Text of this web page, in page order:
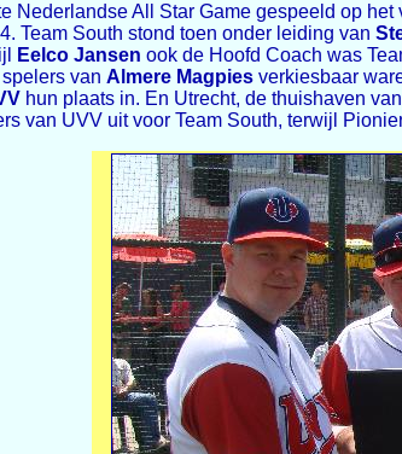
Nederlandse All Star Game gespeeld op het
Team South stond toen onder leiding van
Eelco Jansen ook de Hoofd Coach was
van Almere Magpies verkiesbaar
hun plaats in. En Utrecht, de thuishaven
van UVV uit voor Team South, terwijl